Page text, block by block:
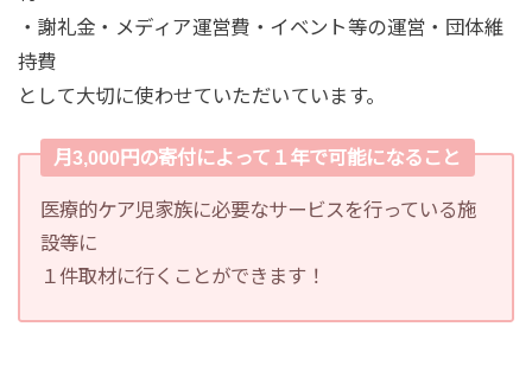
・謝礼金・メディア運営費・イベント等の運営・団体維
持費
として大切に使わせていただいています。
月3,000円の寄付によって１年で可能になること
医療的ケア児家族に必要なサービスを行っている施
設等に
１件取材に行くことができます！